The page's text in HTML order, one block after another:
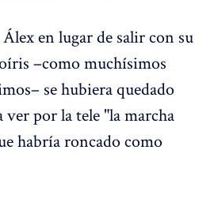
en lugar de salir con su
–como muchísimos
se hubiera quedado
ver por la tele "la marcha
habría roncado como